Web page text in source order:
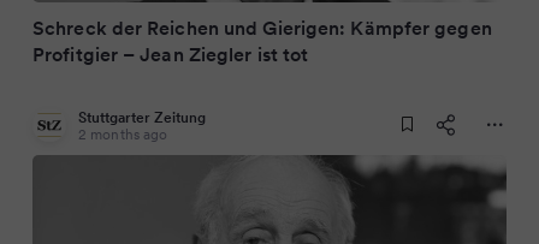
Schreck der Reichen und Gierigen: Kämpfer gegen
Profitgier – Jean Ziegler ist tot
Stuttgarter Zeitung
2 months ago